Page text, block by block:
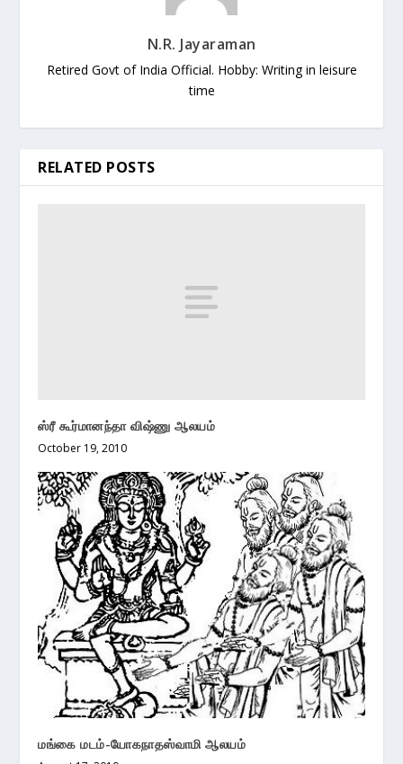
N.R. Jayaraman
Retired Govt of India Official. Hobby: Writing in leisure
time
RELATED POSTS
ஸ்ரீ கூர்மானந்தா விஷ்ணு ஆலயம்
October 19, 2010
மங்கை மடம்-யோகநாதஸ்வாமி ஆலயம்